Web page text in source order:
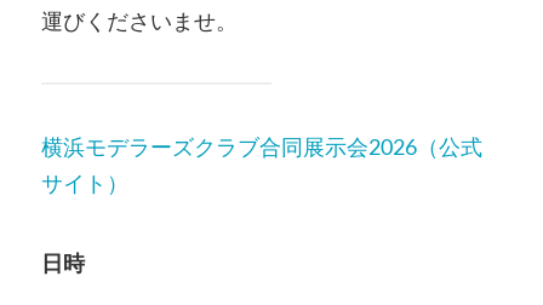
運びくださいませ。
横浜モデラーズクラブ合同展示会2026（公式
サイト）
日時